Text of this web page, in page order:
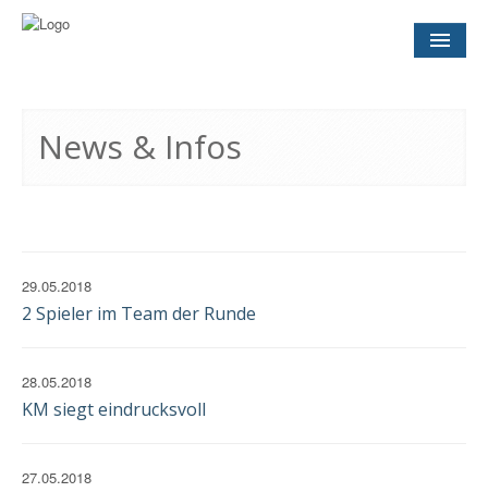
News & Infos
29.05.2018
2 Spieler im Team der Runde
28.05.2018
KM siegt eindrucksvoll
27.05.2018